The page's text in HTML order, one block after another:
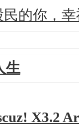
的你，
生
X3.2